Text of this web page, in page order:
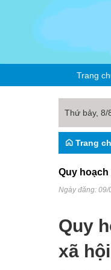
Trang
Thứ bảy, 8/
Trang
Quy
Ngày đăng: 09/
Quy
xã hội